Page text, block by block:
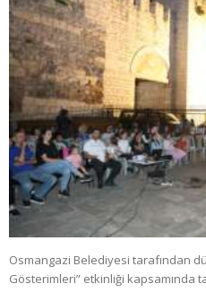
Osmangazi Belediyesi tarafından
Gösterimleri” etkinliği kapsamında